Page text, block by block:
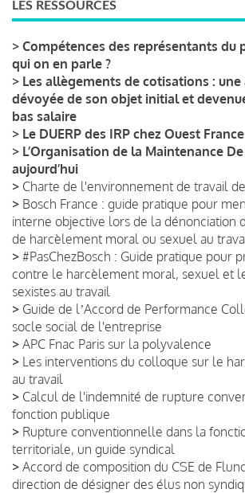
LES RESSOURCES
> Compétences des représentants du
qui on en parle ?
> Les allègements de cotisations :
dévoyée de son objet initial et
bas salaire
> Le DUERP des IRP chez Ouest France
> L’Organisation de la Maintenance De
aujourd’hui
> Charte de l'environnement de travail
> Bosch France : guide pratique pour
interne objective lors de la dénonciation
de harcèlement moral ou sexuel au
> #PasChezBosch : Guide pratique pour
contre le harcèlement moral, sexuel et
sexistes au travail
> Guide de lʼAccord de Performance
socle social de l'entreprise
> APC Fnac Paris sur la polyvalence
> Les interventions du colloque sur le
au travail
> Calcul de l'indemnité de rupture
fonction publique
> Rupture conventionnelle dans la
territoriale, un guide syndical
> Accord de composition du CSE de
direction de désigner des élus non